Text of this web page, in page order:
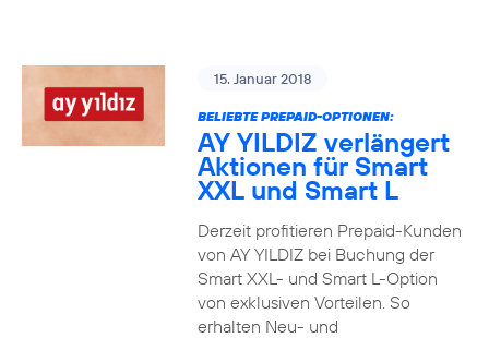
15. Januar 2018
BELIEBTE PREPAID-OPTIONEN:
AY YILDIZ verlängert
Aktionen für Smart
XXL und Smart L
Derzeit profitieren Prepaid-Kunden
von AY YILDIZ bei Buchung der
Smart XXL- und Smart L-Option
von exklusiven Vorteilen. So
erhalten Neu- und